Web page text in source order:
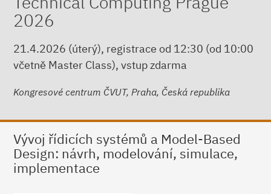
2026
21.4.2026 (úterý), registrace od 12:30 (od 10:00
včetně Master Class), vstup zdarma
Kongresové centrum ČVUT, Praha, Česká republika
Vývoj řídicích systémů a Model-Based
Design: návrh, modelování, simulace,
implementace